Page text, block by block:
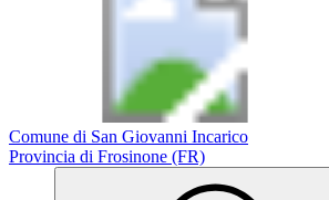
Comune di San Giovanni Incarico
Provincia di Frosinone (FR)